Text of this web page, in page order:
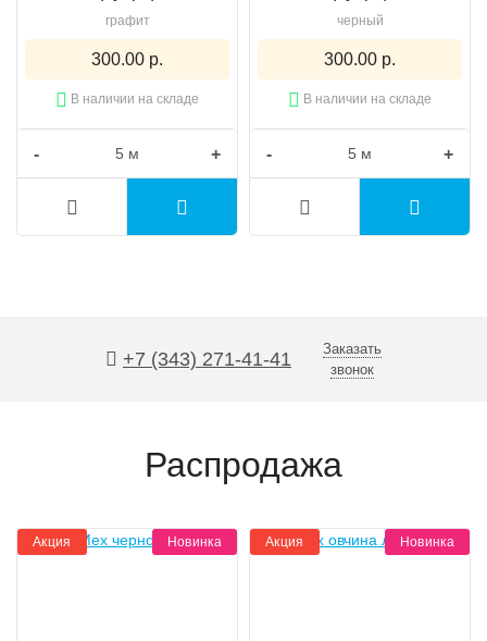
графит
300.00 р.
В наличии на складе
- +
черный
300.00 р.
В наличии на складе
- +
+7 (343) 271-41-41
Заказать
звонок
Распродажа
Акция Новинка Акция Новинка